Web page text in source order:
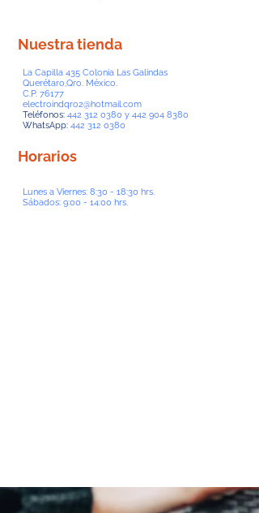
Nuestra tienda
La Capilla 435 Colonia Las Galindas
Querétaro,Qro. México.
C.P. 76177
electroindqro2@hotmail.com
Teléfonos: 442 312 0380 y 442 904 8380
WhatsApp: 442 312 0380
Horarios
Lunes a Viernes: 8:30 - 18:30 hrs.
Sábados: 9:00 - 14:00 hrs.